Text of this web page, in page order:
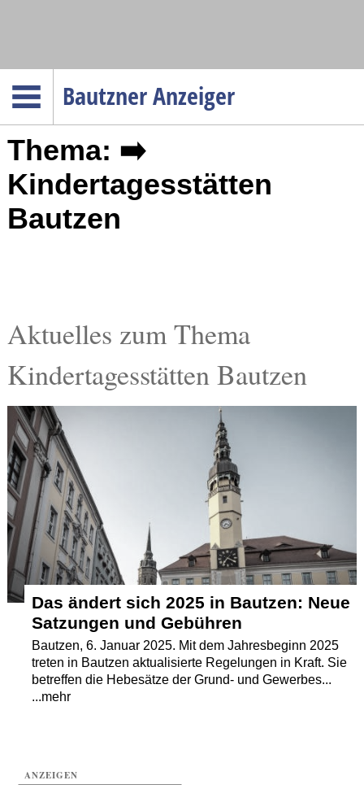
Bautzner Anzeiger
Menüpunkte
Startseite
Gesellschaft
Wirtschaft
Kultur
Termine
Kostenlos
Thema: ➡️
Kindertagesstätten
Bautzen
Aktuelles zum Thema
Kindertagesstätten Bautzen
Das ändert sich 2025 in Bautzen: Neue
Satzungen und Gebühren
Bautzen, 6. Januar 2025. Mit dem Jahresbeginn 2025
treten in Bautzen aktualisierte Regelungen in Kraft. Sie
betreffen die Hebesätze der Grund- und Gewerbes...
...mehr
ANZEIGEN